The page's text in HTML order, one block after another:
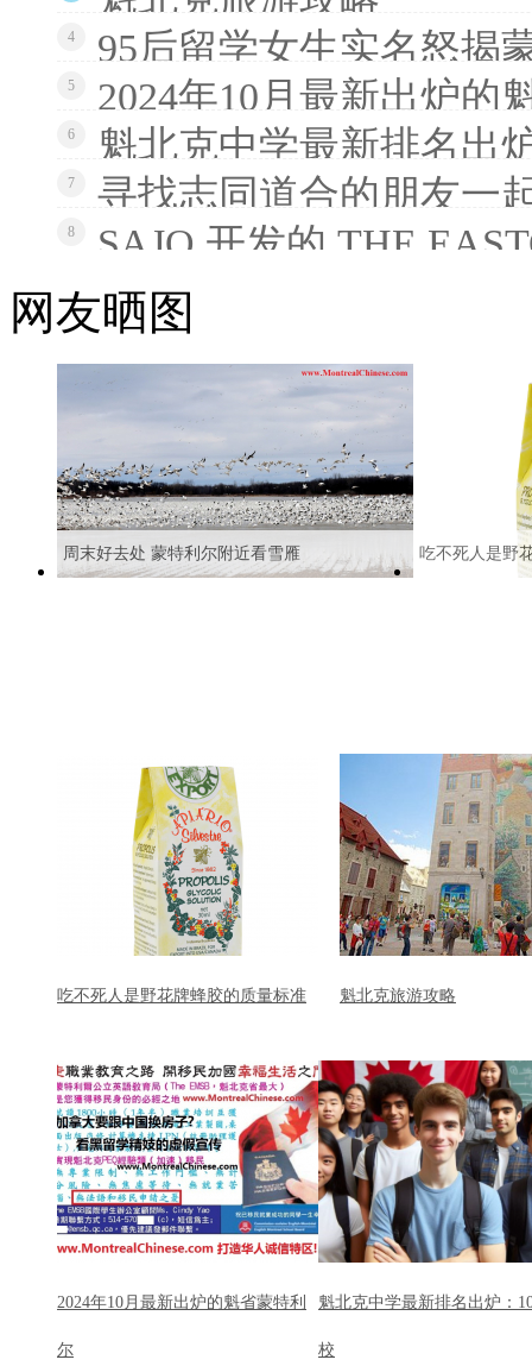
4 95后留学女生实名怒揭
5 2024年10月最新出炉的
6 魁北克中学最新排名出
7 寻找志同道合的朋友一
8 SAJO 开发的 THE
网友晒图
周末好去处 蒙特利尔附近看雪雁 吃不死人是野
吃不死人是野花牌蜂胶的质量标准 魁北克旅游攻略
2024年10月最新出炉的魁省蒙特利
尔
魁北克中学最新排名出炉：
校